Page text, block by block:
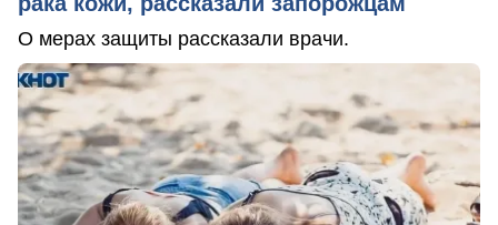
О мерах защиты рассказали врачи.